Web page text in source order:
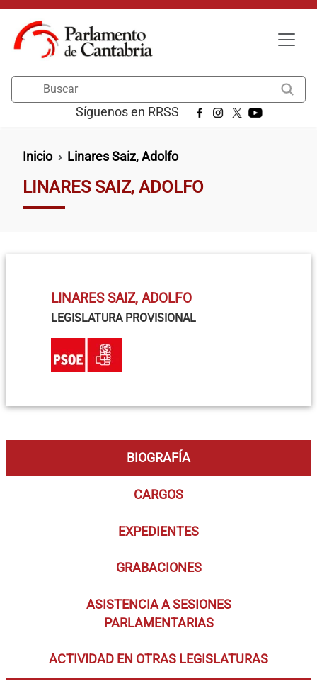
Pasar al contenido principal
Síguenos en RRSS
Ruta de navegación
Inicio Linares Saiz, Adolfo
LINARES SAIZ, ADOLFO
LINARES SAIZ, ADOLFO
LEGISLATURA PROVISIONAL
BIOGRAFÍA
CARGOS
EXPEDIENTES
GRABACIONES
ASISTENCIA A SESIONES
PARLAMENTARIAS
ACTIVIDAD EN OTRAS LEGISLATURAS